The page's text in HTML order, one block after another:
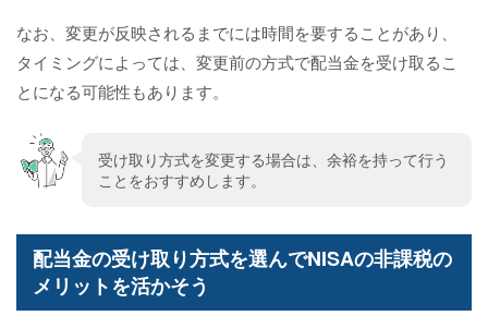
なお、変更が反映されるまでには時間を要することがあり、
タイミングによっては、変更前の方式で配当金を受け取るこ
とになる可能性もあります。
受け取り方式を変更する場合は、余裕を持って行う
ことをおすすめします。
配当金の受け取り方式を選んでNISAの非課税の
メリットを活かそう